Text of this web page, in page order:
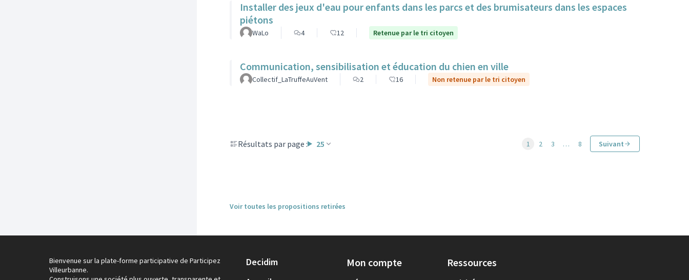
Installer des jeux d'eau pour enfants dans les parcs et des brumisateurs dans les espaces
piétons
WaLo 4 12 Retenue par le tri citoyen
Communication, sensibilisation et éducation du chien en ville
Collectif_LaTruffeAuVent 2 16 Non retenue par le tri citoyen
Résultats par page : 25 1 2 3 … 8 Suivant
Voir toutes les propositions retirées
Bienvenue sur la plate-forme participative de Participez
Villeurbanne.
Decidim Mon compte Ressources